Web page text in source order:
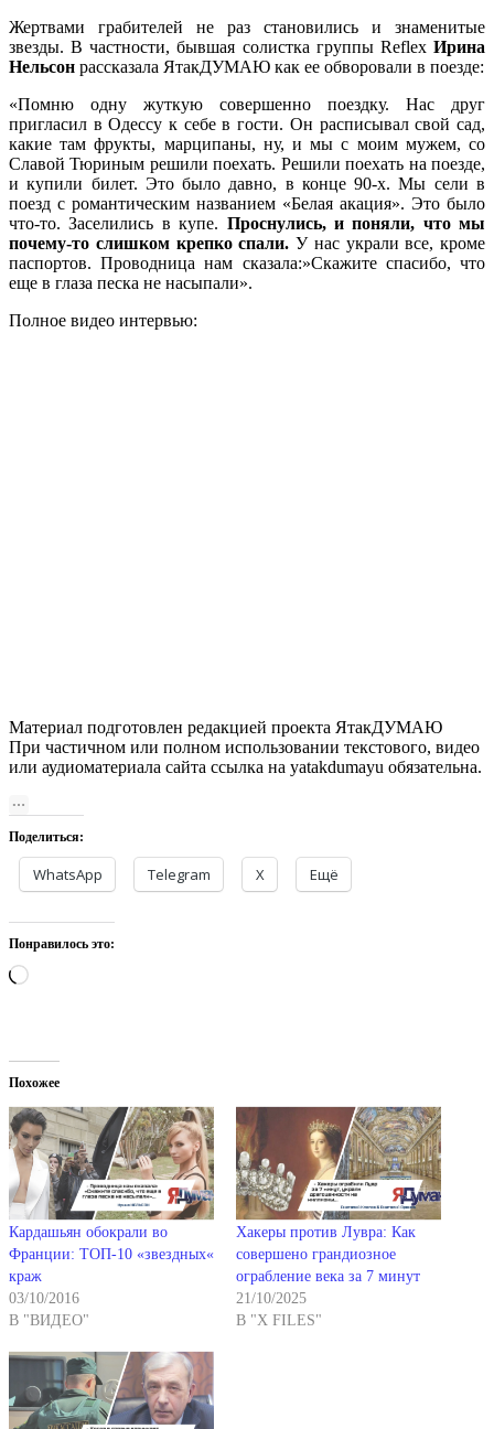
Жертвами грабителей не раз становились и знаменитые
звезды. В частности, бывшая солистка группы Reflex Ирина
Нельсон рассказала ЯтакДУМАЮ как ее обворовали в поезде:
«Помню одну жуткую совершенно поездку. Нас друг
пригласил в Одессу к себе в гости. Он расписывал свой сад,
какие там фрукты, марципаны, ну, и мы с моим мужем, со
Славой Тюриным решили поехать. Решили поехать на поезде,
и купили билет. Это было давно, в конце 90-х. Мы сели в
поезд с романтическим названием «Белая акация». Это было
что-то. Заселились в купе. Проснулись, и поняли, что мы
почему-то слишком крепко спали. У нас украли все, кроме
паспортов. Проводница нам сказала:»Скажите спасибо, что
еще в глаза песка не насыпали».
Полное видео интервью:
Материал подготовлен редакцией проекта ЯтакДУМАЮ
При частичном или полном использовании текстового, видео
или аудиоматериала сайта ссылка на yatakdumayu обязательна.
Поделиться:
WhatsApp Telegram X Ещё
Понравилось это:
Загрузка…
Похожее
Кардашьян обокрали во
Франции: ТОП-10 «звездных«
краж
03/10/2016
В "ВИДЕО"
Хакеры против Лувра: Как
совершено грандиозное
ограбление века за 7 минут
21/10/2025
В "X FILES"